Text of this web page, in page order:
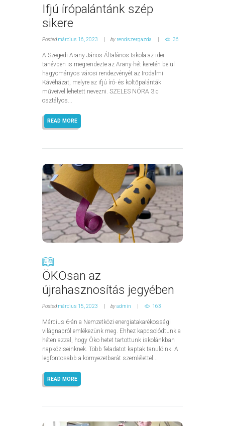
Ifjú írópalántánk szép
sikere
Postedmárcius 16, 2023 by rendszergazda 36
A Szegedi Arany János Általános Iskola az idei
tanévben is megrendezte az Arany-hét keretén belül
hagyományos városi rendezvényét az Irodalmi
Kávéházat, melyre az ifjú író- és költőpalánták
műveivel lehetett nevezni. SZELES NÓRA 3.c
osztályos...
READ MORE
ÖKOsan az
újrahasznosítás jegyében
Postedmárcius 15, 2023 byadmin 163
Március 6-án a Nemzetközi energiatakarékossági
világnapról emlékezünk meg. Ehhez kapcsolódtunk a
héten azzal, hogy Öko hetet tartottunk iskolánkban
napköziseinknek. Több feladatot kaptak tanulóink. A
legfontosabb a környezetbarát szemlélettel...
READ MORE